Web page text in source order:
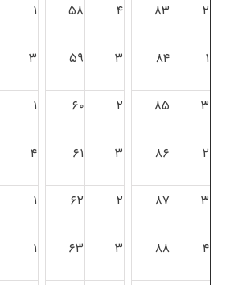
۲ ۸۳ ۴ ۵۸ ۱
۱ ۸۴ ۳ ۵۹ ۳
۳ ۸۵ ۲ ۶۰ ۱
۲ ۸۶ ۳ ۶۱ ۴
۳ ۸۷ ۲ ۶۲ ۱
۴ ۸۸ ۳ ۶۳ ۱